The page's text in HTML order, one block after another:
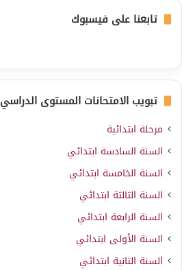
تابعنا على فيسبوك
تبويب الامتحانات المستوى الدراسي
مرحلة ابتدائية
السنة السادسة ابتدائي
السنة الخامسة ابتدائي
السنة الثالثة ابتدائي
السنة الرابعة ابتدائي
السنة الأولى ابتدائي
السنة الثانية ابتدائي